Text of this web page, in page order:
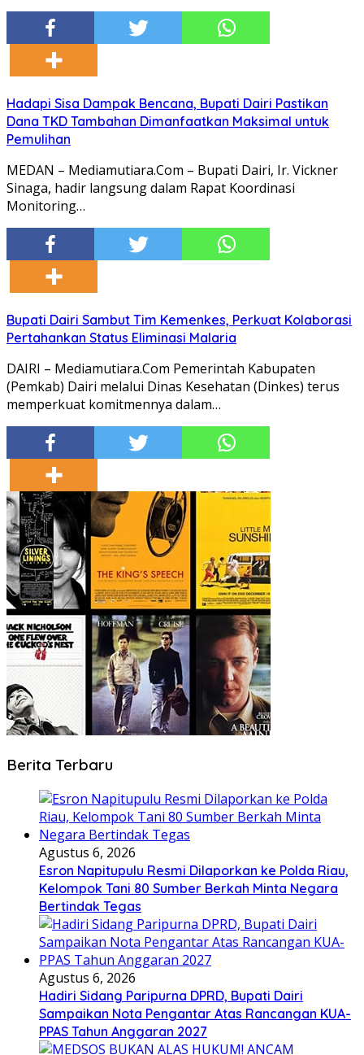
Hadapi Sisa Dampak Bencana, Bupati Dairi Pastikan
Dana TKD Tambahan Dimanfaatkan Maksimal untuk
Pemulihan
MEDAN – Mediamutiara.Com – Bupati Dairi, Ir. Vickner
Sinaga, hadir langsung dalam Rapat Koordinasi
Monitoring…
Bupati Dairi Sambut Tim Kemenkes, Perkuat Kolaborasi
Pertahankan Status Eliminasi Malaria
DAIRI – Mediamutiara.Com Pemerintah Kabupaten
(Pemkab) Dairi melalui Dinas Kesehatan (Dinkes) terus
memperkuat komitmennya dalam…
Berita Terbaru
Agustus 6, 2026
Esron Napitupulu Resmi Dilaporkan ke Polda Riau,
Kelompok Tani 80 Sumber Berkah Minta Negara
Bertindak Tegas
Agustus 6, 2026
Hadiri Sidang Paripurna DPRD, Bupati Dairi
Sampaikan Nota Pengantar Atas Rancangan KUA-
PPAS Tahun Anggaran 2027